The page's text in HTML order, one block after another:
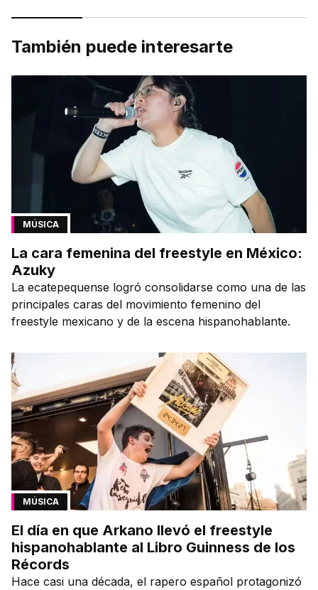
También puede interesarte
MÚSICA
La cara femenina del freestyle en México:
Azuky
La ecatepequense logró consolidarse como una de las
principales caras del movimiento femenino del
freestyle mexicano y de la escena hispanohablante.
MÚSICA
El día en que Arkano llevó el freestyle
hispanohablante al Libro Guinness de los
Récords
Hace casi una década, el rapero español protagonizó